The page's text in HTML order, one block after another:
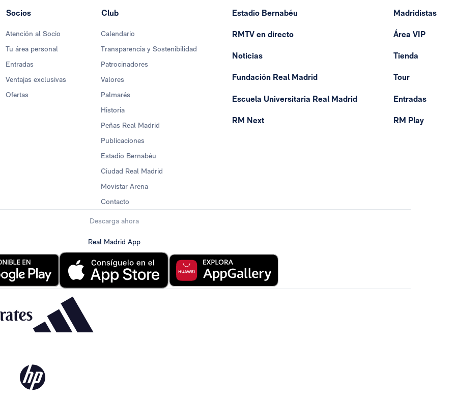
Socios
Atención al Socio
Tu área personal
Entradas
Ventajas exclusivas
Ofertas
Club
Calendario
Transparencia y Sostenibilidad
Patrocinadores
Valores
Palmarés
Historia
Peñas Real Madrid
Publicaciones
Estadio Bernabéu
Ciudad Real Madrid
Movistar Arena
Contacto
Estadio Bernabéu
RMTV en directo
Noticias
Fundación Real Madrid
Escuela Universitaria Real Madrid
RM Next
Madridistas
Área VIP
Tienda
Tour
Entradas
RM Play
Descarga ahora
Real Madrid App